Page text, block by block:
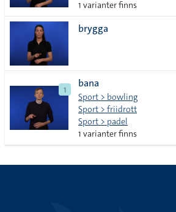
1 varianter finns
brygga
1 bana
Sport > bowling
Sport > friidrott
Sport > padel
1 varianter finns